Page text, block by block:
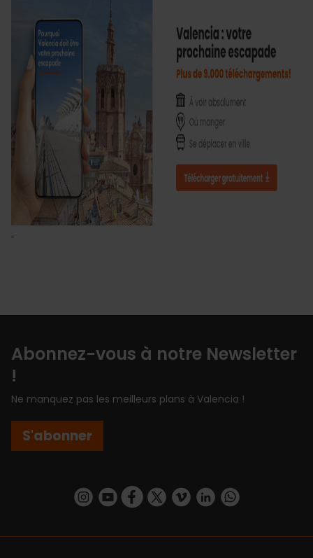
Abonnez-vous à notre Newsletter
!
Ne manquez pas les meilleurs plans à Valencia !
S'abonner
https://www.instagram.com/visit_valencia/
https://www.youtube.com/user/
https://www.facebook.com/
https://twitter.com/
https://vimeo.com/
https://www.linkedin.com/company/turismo-valencia/https://api.whatsapp.com/send/